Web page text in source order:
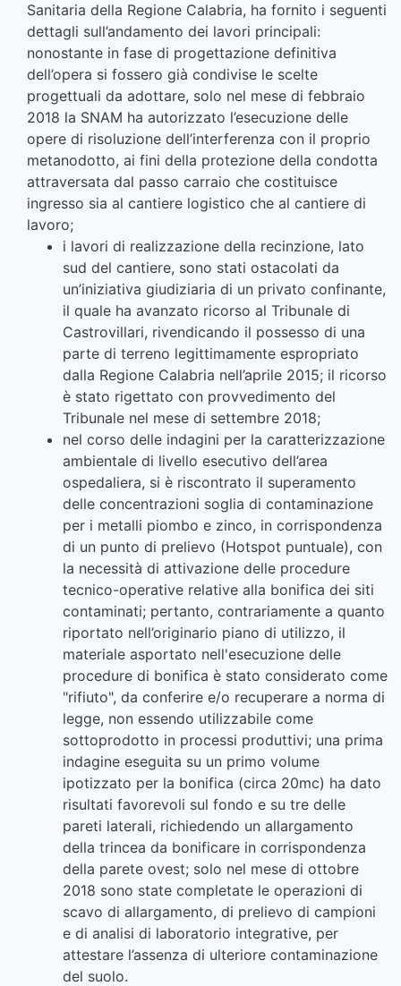
Sanitaria della Regione Calabria, ha fornito i seguenti
dettagli sull’andamento dei lavori principali:
nonostante in fase di progettazione definitiva
dell’opera si fossero già condivise le scelte
progettuali da adottare, solo nel mese di febbraio
2018 la SNAM ha autorizzato l’esecuzione delle
opere di risoluzione dell’interferenza con il proprio
metanodotto, ai fini della protezione della condotta
attraversata dal passo carraio che costituisce
ingresso sia al cantiere logistico che al cantiere di
lavoro;
i lavori di realizzazione della recinzione, lato
sud del cantiere, sono stati ostacolati da
un’iniziativa giudiziaria di un privato confinante,
il quale ha avanzato ricorso al Tribunale di
Castrovillari, rivendicando il possesso di una
parte di terreno legittimamente espropriato
dalla Regione Calabria nell’aprile 2015; il ricorso
è stato rigettato con provvedimento del
Tribunale nel mese di settembre 2018;
nel corso delle indagini per la caratterizzazione
ambientale di livello esecutivo dell’area
ospedaliera, si è riscontrato il superamento
delle concentrazioni soglia di contaminazione
per i metalli piombo e zinco, in corrispondenza
di un punto di prelievo (Hotspot puntuale), con
la necessità di attivazione delle procedure
tecnico-operative relative alla bonifica dei siti
contaminati; pertanto, contrariamente a quanto
riportato nell’originario piano di utilizzo, il
materiale asportato nell'esecuzione delle
procedure di bonifica è stato considerato come
"rifiuto", da conferire e/o recuperare a norma di
legge, non essendo utilizzabile come
sottoprodotto in processi produttivi; una prima
indagine eseguita su un primo volume
ipotizzato per la bonifica (circa 20mc) ha dato
risultati favorevoli sul fondo e su tre delle
pareti laterali, richiedendo un allargamento
della trincea da bonificare in corrispondenza
della parete ovest; solo nel mese di ottobre
2018 sono state completate le operazioni di
scavo di allargamento, di prelievo di campioni
e di analisi di laboratorio integrative, per
attestare l’assenza di ulteriore contaminazione
del suolo.